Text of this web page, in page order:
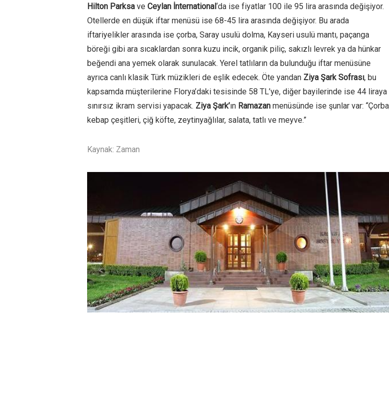
Hilton Parksa ve Ceylan İnternational‘da ise fiyatlar 100 ile 95 lira arasında değişiyor.
Otellerde en düşük iftar menüsü ise 68-45 lira arasında değişiyor. Bu arada
iftariyelikler arasında ise çorba, Saray usulü dolma, Kayseri usulü mantı, paçanga
böreği gibi ara sıcaklardan sonra kuzu incik, organik piliç, sakızlı levrek ya da hünkar
beğendi ana yemek olarak sunulacak. Yerel tatlıların da bulunduğu iftar menüsüne
ayrıca canlı klasik Türk müzikleri de eşlik edecek. Öte yandan Ziya Şark Sofrası, bu
kapsamda müşterilerine Florya’daki tesisinde 58 TL’ye, diğer bayilerinde ise 44 liraya
sınırsız ikram servisi yapacak. Ziya Şark’ın Ramazan menüsünde ise şunlar var:
kebap çeşitleri, çiğ köfte, zeytinyağlılar, salata, tatlı ve meyve.”
Kaynak: Zaman